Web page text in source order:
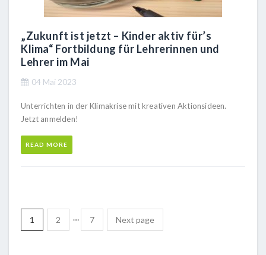
„Zukunft ist jetzt – Kinder aktiv für’s
Klima“ Fortbildung für Lehrerinnen und
Lehrer im Mai
04 Mai 2023
Unterrichten in der Klimakrise mit kreativen Aktionsideen.
Jetzt anmelden!
READ MORE
1 2 … 7 Next page